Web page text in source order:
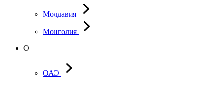
Молдавия
Монголия
О
ОАЭ